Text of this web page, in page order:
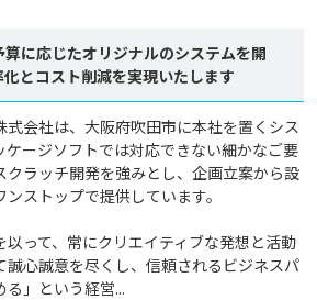
に応じたオリジナルのシステムを開
とコスト削減を実現いたします
会社は、大阪府吹田市に本社を置くシス
ケージソフトでは対応できない細かなご要
クラッチ開発を強みとし、企画立案から設
ストップで提供しています。
以って、常にクリエイティブな発想と活動
誠心誠意を尽くし、信頼されるビジネスパ
」という経営...